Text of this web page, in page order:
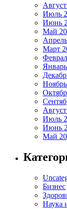
Июль
Июнь
Май
Март
Июль
Июнь
Май
Бизнес
Наука